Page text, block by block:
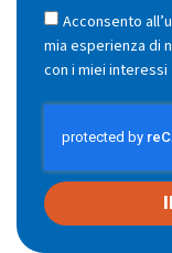
Acconsento
mia esperienza di
con i miei interessi